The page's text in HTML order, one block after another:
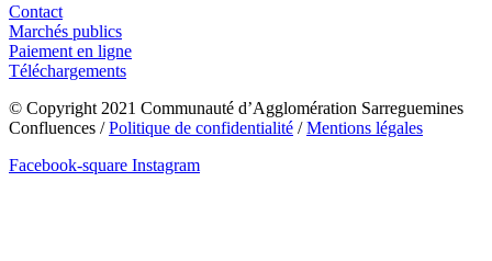
Contact
Marchés publics
Paiement en ligne
Téléchargements
© Copyright 2021 Communauté d’Agglomération Sarreguemines
Confluences /Politique de confidentialité /Mentions légales
Facebook-square Instagram